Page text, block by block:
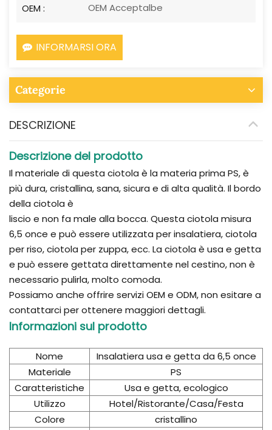
OEM : OEM Acceptalbe
INFORMARSI ORA
Categorie
DESCRIZIONE
Descrizione del prodotto
Il materiale di questa ciotola è la materia prima PS, è
più dura, cristallina, sana, sicura e di alta qualità. Il bordo
della ciotola è
liscio e non fa male alla bocca. Questa ciotola misura
6,5 once e può essere utilizzata per insalatiera, ciotola
per riso, ciotola per zuppa, ecc. La ciotola è usa e getta
e può essere gettata direttamente nel cestino, non è
necessario pulirla, molto comoda.
Possiamo anche offrire servizi OEM e ODM, non esitare a
contattarci per ottenere maggiori dettagli.
Informazioni sul prodotto
Nome
Insalatiera usa e getta da 6,5 once
Materiale
PS
Caratteristiche
Usa e getta, ecologico
Utilizzo
Hotel/Ristorante/Casa/Festa
Colore
cristallino